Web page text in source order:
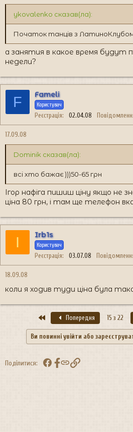
ykovalenko сказав(ла):
Початок танців з ЛатиноКлубом
а занятия в какое время будут
недели?
F Fameli
Користувач
Реєстрація 02.04.08
17.09.08
Dominik сказав(ла):
всі хто бажає )))50-65 грн
Ігор нафіга пишиш ціну якщо не
ціна 80 грн, і там ще телефон
I Irb1s
Користувач
Реєстрація 03.07.08
18.09.08
коли я ходив туди ціна була така
ПершийПопередня 15 з 22
Ви повинні увійти або
Поділитися: FacebookПосилання